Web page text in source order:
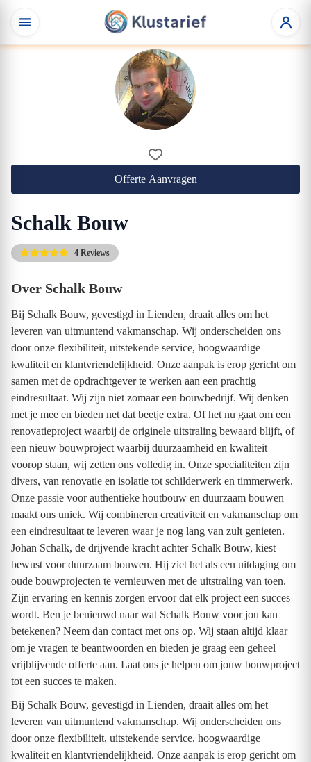
Offerte Aanvragen
Schalk Bouw
4 Reviews
Over Schalk Bouw
Bij Schalk Bouw, gevestigd in Lienden, draait alles om het
leveren van uitmuntend vakmanschap. Wij onderscheiden ons
door onze flexibiliteit, uitstekende service, hoogwaardige
kwaliteit en klantvriendelijkheid. Onze aanpak is erop gericht om
samen met de opdrachtgever te werken aan een prachtig
eindresultaat. Wij zijn niet zomaar een bouwbedrijf. Wij denken
met je mee en bieden net dat beetje extra. Of het nu gaat om een
renovatieproject waarbij de originele uitstraling bewaard blijft, of
een nieuw bouwproject waarbij duurzaamheid en kwaliteit
voorop staan, wij zetten ons volledig in. Onze specialiteiten zijn
divers, van renovatie en isolatie tot schilderwerk en timmerwerk.
Onze passie voor authentieke houtbouw en duurzaam bouwen
maakt ons uniek. Wij combineren creativiteit en vakmanschap om
een eindresultaat te leveren waar je nog lang van zult genieten.
Johan Schalk, de drijvende kracht achter Schalk Bouw, kiest
bewust voor duurzaam bouwen. Hij ziet het als een uitdaging om
oude bouwprojecten te vernieuwen met de uitstraling van toen.
Zijn ervaring en kennis zorgen ervoor dat elk project een succes
wordt. Ben je benieuwd naar wat Schalk Bouw voor jou kan
betekenen? Neem dan contact met ons op. Wij staan altijd klaar
om je vragen te beantwoorden en bieden je graag een geheel
vrijblijvende offerte aan. Laat ons je helpen om jouw bouwproject
tot een succes te maken.
Bij Schalk Bouw, gevestigd in Lienden, draait alles om het
leveren van uitmuntend vakmanschap. Wij onderscheiden ons
door onze flexibiliteit, uitstekende service, hoogwaardige
kwaliteit en klantvriendelijkheid. Onze aanpak is erop gericht om